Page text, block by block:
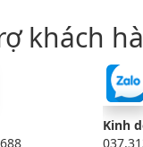
khách
Kinh